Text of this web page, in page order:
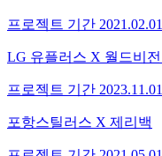
프로젝트 기간
LG 유플러스 X 월드비
프로젝트 기간
포항스틸러스 X 제리백